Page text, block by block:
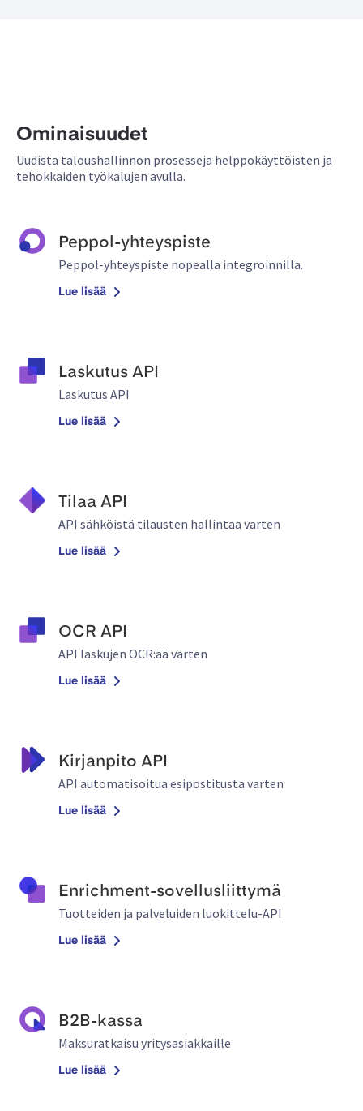
Ominaisuudet
Uudista taloushallinnon prosesseja helppokäyttöisten ja
tehokkaiden työkalujen avulla.
Peppol-yhteyspiste
Peppol-yhteyspiste nopealla integroinnilla.
Lue lisää
Laskutus API
Laskutus API
Lue lisää
Tilaa API
API sähköistä tilausten hallintaa varten
Lue lisää
OCR API
API laskujen OCR:ää varten
Lue lisää
Kirjanpito API
API automatisoitua esipostitusta varten
Lue lisää
Enrichment-sovellusliittymä
Tuotteiden ja palveluiden luokittelu-API
Lue lisää
B2B-kassa
Maksuratkaisu yritysasiakkaille
Lue lisää